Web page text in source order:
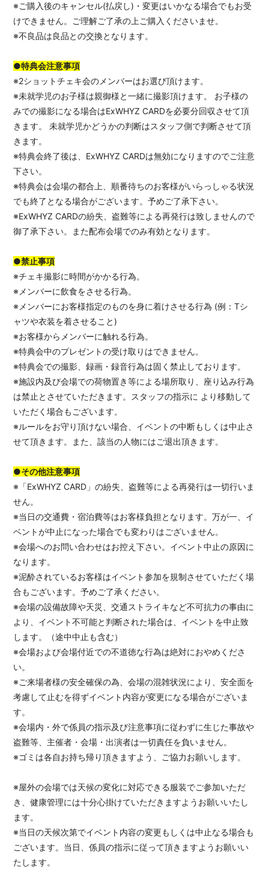
※ご購入後のキャンセル(払戻し)・変更はいかなる場合でもお受
けできません。ご理解ご了承の上ご購入くださいませ。
※不良品は良品との交換となります。
●特典会注意事項
※2ショットチェキ会のメンバーはお選び頂けます。
※未就学児のお子様は親御様と一緒に撮影頂けます。 お子様の
みでの撮影になる場合はExWHYZ CARDを必要分回収させて頂
きます。 未就学児かどうかの判断はスタッフ側で判断させて頂
きます。
※特典会終了後は、ExWHYZ CARDは無効になりますのでご注意
下さい。
※特典会は会場の都合上、順番待ちのお客様がいらっしゃる状況
でも終了となる場合がございます。予めご了承下さい。
※ExWHYZ CARDの紛失、盗難等による再発行は致しませんので
御了承下さい。また配布会場でのみ有効となります。
●禁止事項
※チェキ撮影に時間がかかる行為。
※メンバーに飲食をさせる行為。
※メンバーにお客様指定のものを身に着けさせる行為 (例：Tシ
ャツや衣装を着させること)
※お客様からメンバーに触れる行為。
※特典会中のプレゼントの受け取りはできません。
※特典会での撮影、録画・録音行為は固く禁止しております。
※施設内及び会場での荷物置き等による場所取り、座り込み行為
は禁止とさせていただきます。スタッフの指示に より移動して
いただく場合もございます。
※ルールをお守り頂けない場合、イベントの中断もしくは中止さ
せて頂きます。また、該当の人物にはご退出頂きます。
●その他注意事項
※「ExWHYZ CARD」の紛失、盗難等による再発行は一切行いま
せん。
※当日の交通費・宿泊費等はお客様負担となります。万が一、イ
ベントが中止になった場合でも変わりはございません。
※会場へのお問い合わせはお控え下さい。イベント中止の原因に
なります。
※泥酔されているお客様はイベント参加を規制させていただく場
合もございます。予めご了承ください。
※会場の設備故障や天災、交通ストライキなど不可抗力の事由に
より、イベント不可能と判断された場合は、イベントを中止致
します。（途中中止も含む）
※会場および会場付近での不道徳な行為は絶対におやめくださ
い。
※ご来場者様の安全確保の為、会場の混雑状況により、安全面を
考慮して止むを得ずイベント内容が変更になる場合がございま
す。
※会場内・外で係員の指示及び注意事項に従わずに生じた事故や
盗難等、主催者・会場・出演者は一切責任を負いません。
※ゴミは各自お持ち帰り頂きますよう、ご協力お願いします。
※屋外の会場では天候の変化に対応できる服装でご参加いただ
き、健康管理には十分心掛けていただきますようお願いいたし
ます。
※当日の天候次第でイベント内容の変更もしくは中止なる場合も
ございます。当日、係員の指示に従って頂きますようお願いい
たします。